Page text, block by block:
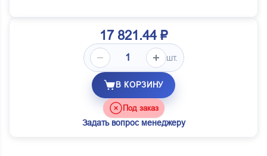
17 821.44 ₽
шт.
В КОРЗИНУ
Под заказ
Задать вопрос менеджеру